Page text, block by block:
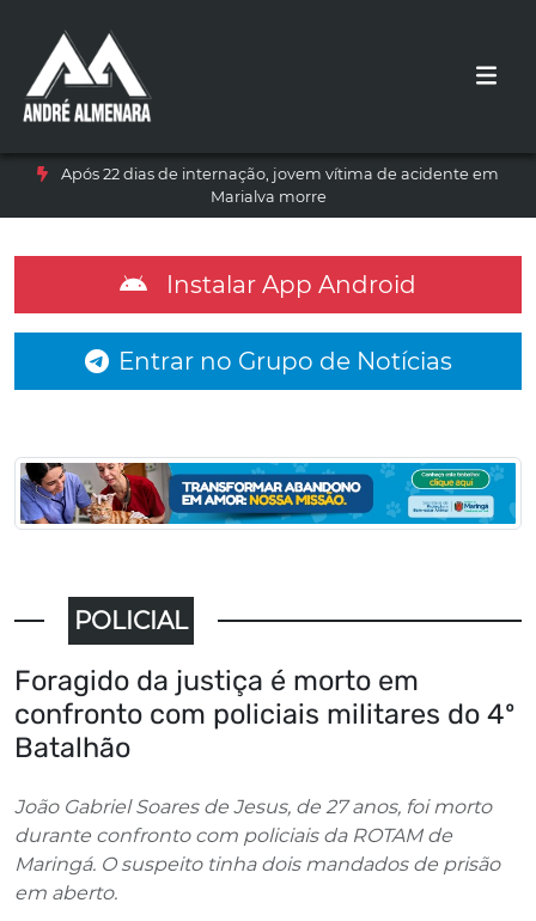
Após 22 dias de internação, jovem vítima de acidente em
Marialva morre
Instalar App Android
Entrar no Grupo de Notícias
POLICIAL
Foragido da justiça é morto em
confronto com policiais militares do 4º
Batalhão
João Gabriel Soares de Jesus, de 27 anos, foi morto
durante confronto com policiais da ROTAM de
Maringá. O suspeito tinha dois mandados de prisão
em aberto.